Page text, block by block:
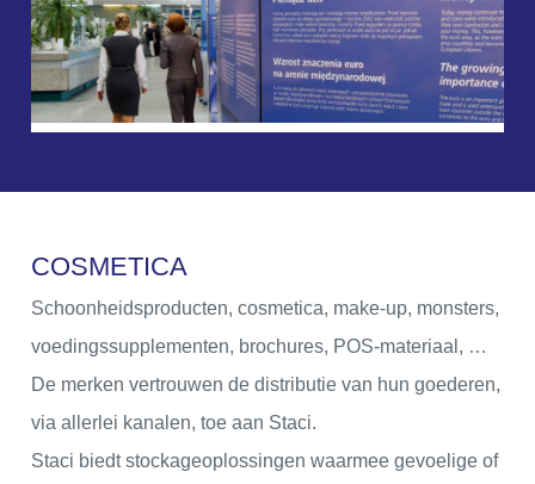
COSMETICA
Schoonheidsproducten, cosmetica, make-up, monsters,
voedingssupplementen, brochures, POS-materiaal, …
De merken vertrouwen de distributie van hun goederen,
via allerlei kanalen, toe aan Staci.
Staci biedt stockageoplossingen waarmee gevoelige of